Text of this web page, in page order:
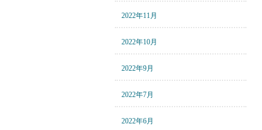
2022年11月
2022年10月
2022年9月
2022年7月
2022年6月